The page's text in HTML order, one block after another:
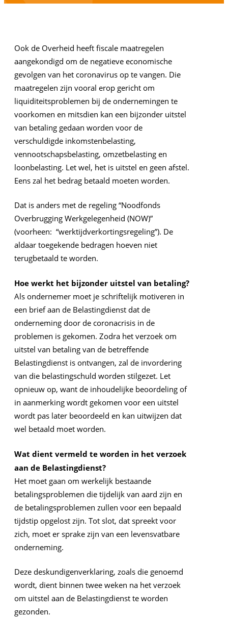
Ook de Overheid heeft fiscale maatregelen
aangekondigd om de negatieve economische
gevolgen van het coronavirus op te vangen. Die
maatregelen zijn vooral erop gericht om
liquiditeitsproblemen bij de ondernemingen te
voorkomen en mitsdien kan een bijzonder uitstel
van betaling gedaan worden voor de
verschuldigde inkomstenbelasting,
vennootschapsbelasting, omzetbelasting en
loonbelasting. Let wel, het is uitstel en geen afstel.
Eens zal het bedrag betaald moeten worden.
Dat is anders met de regeling “Noodfonds
Overbrugging Werkgelegenheid (NOW)”
(voorheen: “werktijdverkortingsregeling”). De
aldaar toegekende bedragen hoeven niet
terugbetaald te worden.
Hoe werkt het bijzonder uitstel van betaling?
Als ondernemer moet je schriftelijk motiveren in
een brief aan de Belastingdienst dat de
onderneming door de coronacrisis in de
problemen is gekomen. Zodra het verzoek om
uitstel van betaling van de betreffende
Belastingdienst is ontvangen, zal de invordering
van die belastingschuld worden stilgezet. Let
opnieuw op, want de inhoudelijke beoordeling of
in aanmerking wordt gekomen voor een uitstel
wordt pas later beoordeeld en kan uitwijzen dat
wel betaald moet worden.
Wat dient vermeld te worden in het verzoek
aan de Belastingdienst?
Het moet gaan om werkelijk bestaande
betalingsproblemen die tijdelijk van aard zijn en
de betalingsproblemen zullen voor een bepaald
tijdstip opgelost zijn. Tot slot, dat spreekt voor
zich, moet er sprake zijn van een levensvatbare
onderneming.
Deze deskundigenverklaring, zoals die genoemd
wordt, dient binnen twee weken na het verzoek
om uitstel aan de Belastingdienst te worden
gezonden.